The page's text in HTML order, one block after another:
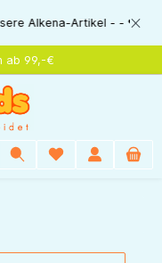
Artikel - - ❤ - - 20%
ab 99,-€